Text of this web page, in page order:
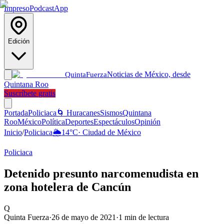
ImpresoPodcastApp
Edición
QuintaFuerzaNoticias de México, desde
Quintana Roo
Suscríbete gratis
PortadaPoliciaca 🌀 HuracanesSismosQuintana
RooMéxicoPolíticaDeportesEspectáculosOpinión
Inicio/Policiaca🌦️14°C· Ciudad de México
Policiaca
Detenido presunto narcomenudista en
zona hotelera de Cancún
Q
Quinta Fuerza·26 de mayo de 2021 ·1 min de lectura